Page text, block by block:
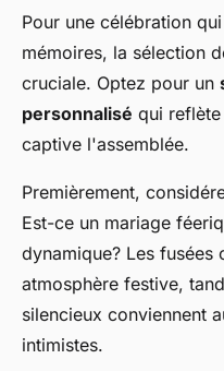
Pour une célébration
mémoires, la sélection
cruciale. Optez pour un
personnalisé qui
captive l'assemblée.
Premièrement,
Est-ce un mariage
dynamique? Les fusées
atmosphère festive,
silencieux conviennent
intimistes.